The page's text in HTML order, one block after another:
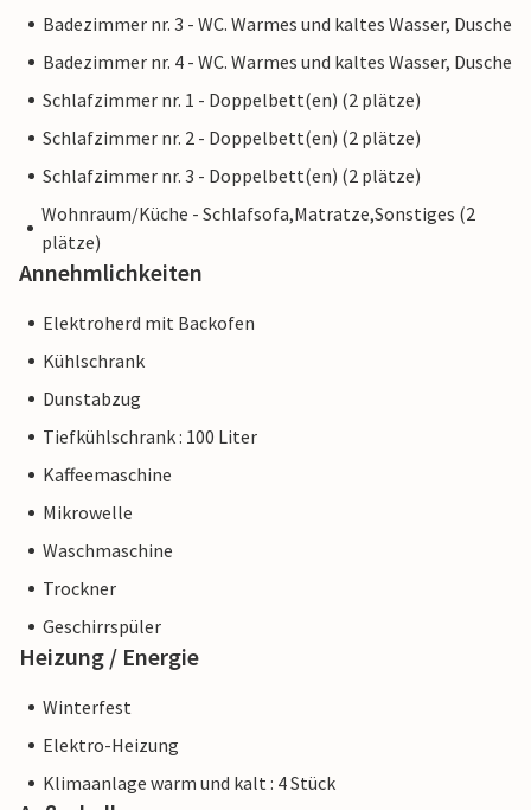
Badezimmer nr. 3 - WC. Warmes und kaltes Wasser, Dusche
Badezimmer nr. 4 - WC. Warmes und kaltes Wasser, Dusche
Schlafzimmer nr. 1 - Doppelbett(en) (2 plätze)
Schlafzimmer nr. 2 - Doppelbett(en) (2 plätze)
Schlafzimmer nr. 3 - Doppelbett(en) (2 plätze)
Wohnraum/Küche - Schlafsofa,Matratze,Sonstiges (2
plätze)
Annehmlichkeiten
Elektroherd mit Backofen
Kühlschrank
Dunstabzug
Tiefkühlschrank : 100 Liter
Kaffeemaschine
Mikrowelle
Waschmaschine
Trockner
Geschirrspüler
Heizung / Energie
Winterfest
Elektro-Heizung
Klimaanlage warm und kalt : 4 Stück